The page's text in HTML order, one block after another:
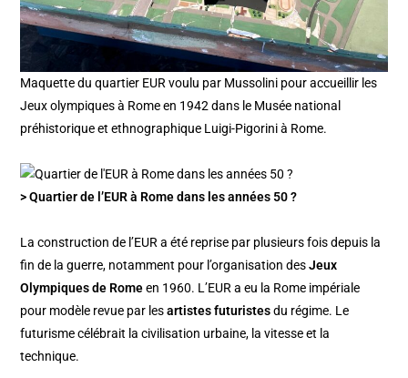
Maquette du quartier EUR voulu par Mussolini pour accueillir les
Jeux olympiques à Rome en 1942 dans le Musée national
préhistorique et ethnographique Luigi-Pigorini à Rome.
> Quartier de l’EUR à Rome dans les années 50 ?
La construction de l’EUR a été reprise par plusieurs fois depuis la
fin de la guerre, notamment pour l’organisation desJeux
Olympiques de Romeen 1960. L’EUR a eu la Rome impériale
pour modèle revue par lesartistes futuristesdu régime. Le
futurisme célébrait la civilisation urbaine, la vitesse et la
technique.